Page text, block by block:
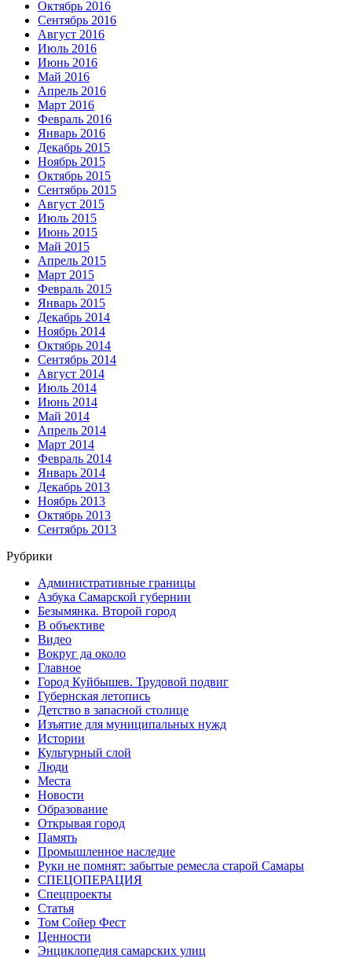
Октябрь 2016
Сентябрь 2016
Август 2016
Июль 2016
Июнь 2016
Май 2016
Апрель 2016
Март 2016
Февраль 2016
Январь 2016
Декабрь 2015
Ноябрь 2015
Октябрь 2015
Сентябрь 2015
Август 2015
Июль 2015
Июнь 2015
Май 2015
Апрель 2015
Март 2015
Февраль 2015
Январь 2015
Декабрь 2014
Ноябрь 2014
Октябрь 2014
Сентябрь 2014
Август 2014
Июль 2014
Июнь 2014
Май 2014
Апрель 2014
Март 2014
Февраль 2014
Январь 2014
Декабрь 2013
Ноябрь 2013
Октябрь 2013
Сентябрь 2013
Рубрики
Административные границы
Азбука Самарской губернии
Безымянка. Второй город
В объективе
Видео
Вокруг да около
Главное
Город Куйбышев. Трудовой подвиг
Губернская летопись
Детство в запасной столице
Изъятие для муниципальных нужд
Истории
Культурный слой
Люди
Места
Новости
Образование
Открывая город
Память
Промышленное наследие
Руки не помнят: забытые ремесла старой Самары
СПЕЦОПЕРАЦИЯ
Спецпроекты
Статья
Том Сойер Фест
Ценности
Энциклопедия самарских улиц